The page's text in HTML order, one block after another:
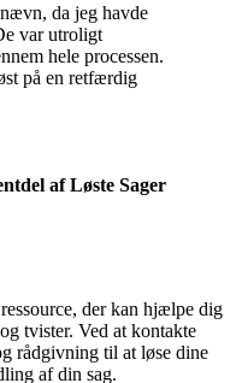
da jeg havde
var utroligt
hele processen.
på en retfærdig
af Løste Sager
der kan hjælpe dig
tvister. Ved at kontakte
rådgivning til at løse dine
af din sag.